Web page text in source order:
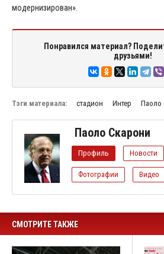
модернизирован».
Понравился материал?
друзьями!
Тэги материала: стадион Интер Паоло
Паоло Скарони
Профиль Новости
Фотографии Видео
СМОТРИТЕ ТАКЖЕ